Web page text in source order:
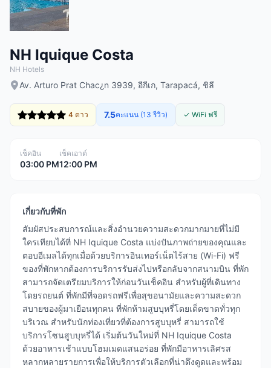
NH Iquique Costa
NH Hotels
Av. Arturo Prat Chac¿n 3939, อีกีเก, Tarapacá, ชิลี
4 ดาว 7.5คะแนน (13 รีวิว) ✓ WiFi ฟรี
เช็คอิน
03:00 PM
เช็คเอาต์
12:00 PM
เกี่ยวกับที่พัก
สัมผัสประสบการณ์และสิ่งอำนวยความสะดวกมากมายที่ไม่มี
ใครเทียบได้ที่ NH Iquique Costa แบ่งปันภาพถ่ายของคุณและ
ตอบอีเมลได้ทุกเมื่อด้วยบริการอินเทอร์เน็ตไร้สาย (Wi-Fi) ฟรี
ของที่พักหากต้องการบริการรับส่งไปหรือกลับจากสนามบิน ที่พัก
สามารถจัดเตรียมบริการให้ก่อนวันเช็คอิน สำหรับผู้ที่เดินทาง
โดยรถยนต์ ที่พักมีที่จอดรถฟรีเพื่อสุขอนามัยและความสะดวก
สบายของผู้มาเยือนทุกคน ที่พักห้ามสูบบุหรี่โดยเด็ดขาดทั่วทุก
บริเวณ สำหรับนักท่องเที่ยวที่ต้องการสูบบุหรี่ สามารถใช้
บริการโซนสูบบุหรี่ได้ เริ่มต้นวันใหม่ที่ NH Iquique Costa
ด้วยอาหารเช้าแบบโฮมเมดแสนอร่อย ที่พักมีอาหารเลิศรส
หลากหลายรายการเพื่อให้บริการตัวเลือกที่น่าดึงดูดและพร้อม